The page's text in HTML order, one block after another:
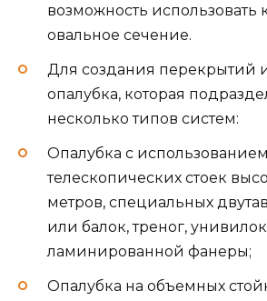
возможность использовать
овальное сечение.
Для создания перекрытий
опалубка, которая
несколько типов систем:
Опалубка с использованием
телескопических стоек
метров, специальных
или балок, треног,
ламинированной фанеры;
Опалубка на объемных